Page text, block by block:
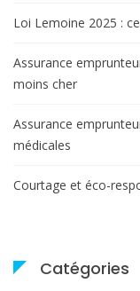
Loi Lemoine 2025 :
Assurance
moins cher
Assurance
médicales
Courtage et éco-
Catégories